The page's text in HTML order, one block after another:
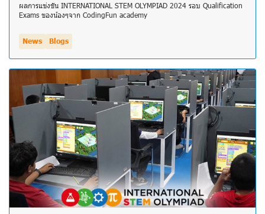
ผลการแข่งขัน INTERNATIONAL STEM OLYMPIAD 2024 รอบ Qualification
Exams ของน้องๆจาก CodingFun academy
News Blogs